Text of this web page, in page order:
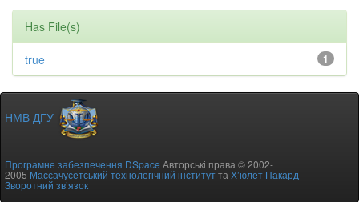
Has File(s)
1
true
НМВ ДГУ
Програмне забезпечення DSpace Авторські права © 2002-
2005Массачусетський технологічний інститутта Х’юлет Пакард -
Зворотний зв’язок